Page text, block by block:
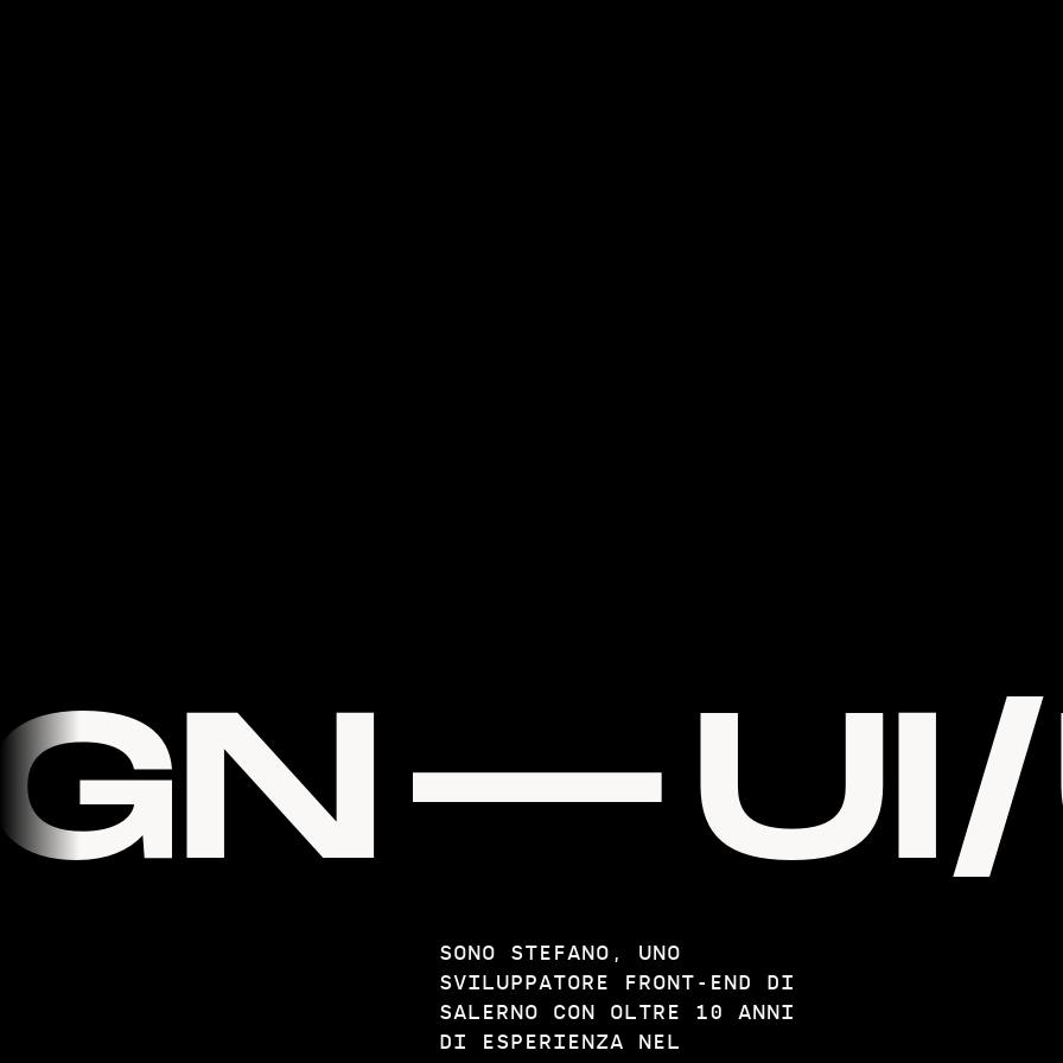
—UI/
SONO STEFANO, UNO
SVILUPPATORE FRONT-END DI
SALERNO CON OLTRE 10 ANNI
DI ESPERIENZA NEL